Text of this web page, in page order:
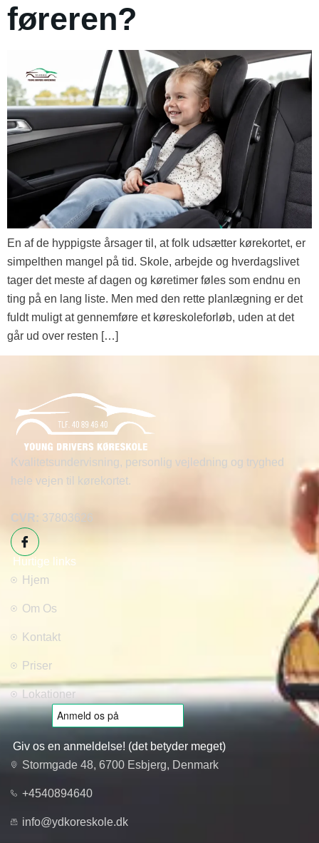
føreren?
En af de hyppigste årsager til, at folk udsætter kørekortet, er
simpelthen mangel på tid. Skole, arbejde og hverdagslivet
tager det meste af dagen og køretimer føles som endnu en
ting på en lang liste. Men med den rette planlægning er det
fuldt muligt at gennemføre et køreskoleforløb, uden at det
går ud over resten […]
Kvalitetsundervisning, personlig vejledning og tryghed
hele vejen til kørekortet.
CVR: 37803626
Hurtige links
Hjem
Om Os
Kontakt
Priser
Lokationer
Giv os en anmeldelse! (det betyder meget)
Stormgade 48, 6700 Esbjerg, Denmark
+4540894640
info@ydkoreskole.dk